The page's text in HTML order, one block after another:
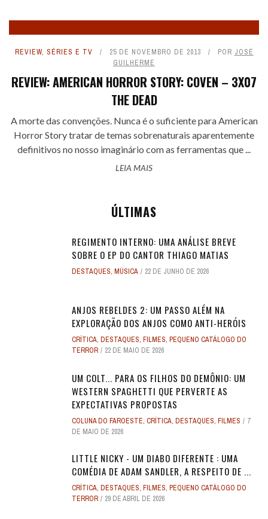
REVIEW, SÉRIES E TV 25 DE NOVEMBRO DE 2013 POR JOSÉ
GUILHERME
REVIEW: AMERICAN HORROR STORY: COVEN – 3X07
THE DEAD
A morte das convenções. Nunca é o suficiente para American
Horror Story tratar de temas sobrenaturais aparentemente
definitivos no nosso imaginário com as ferramentas que ...
LEIA MAIS
ÚLTIMAS
REGIMENTO INTERNO: UMA ANÁLISE BREVE
SOBRE O EP DO CANTOR THIAGO MATIAS
DESTAQUES, MÚSICA 22 DE JUNHO DE 2026
ANJOS REBELDES 2: UM PASSO ALÉM NA
EXPLORAÇÃO DOS ANJOS COMO ANTI-HERÓIS
CRÍTICA, DESTAQUES, FILMES, PEQUENO CATÁLOGO DO
TERROR
22 DE MAIO DE 2026
UM COLT... PARA OS FILHOS DO DEMÔNIO: UM
WESTERN SPAGHETTI QUE PERVERTE AS
EXPECTATIVAS PROPOSTAS
COLUNA DO FAROESTE, CRÍTICA, DESTAQUES, FILMES
7
DE MAIO DE 2026
LITTLE NICKY - UM DIABO DIFERENTE : UMA
COMÉDIA DE ADAM SANDLER, A RESPEITO DE ...
CRÍTICA, DESTAQUES, FILMES, PEQUENO CATÁLOGO DO
TERROR
29 DE ABRIL DE 2026